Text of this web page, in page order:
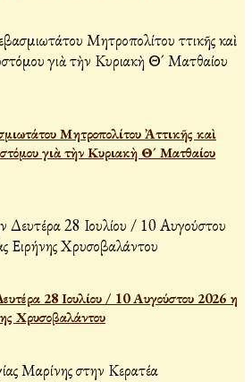
Μητροπολίτου Ἀττικῆς καὶ
γιὰ τὴν Κυριακὴ Θ´ Ματθαίου
28 Ιουλίου / 10 Αυγούστου 2026 η
Χρυσοβαλάντου